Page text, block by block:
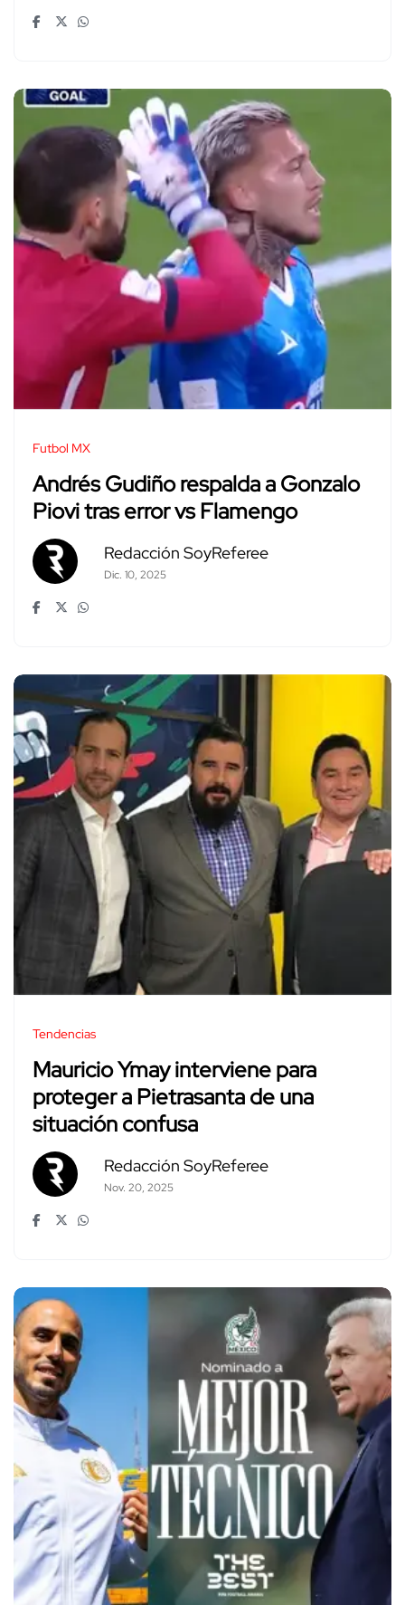
Futbol MX
Andrés Gudiño respalda a Gonzalo
Piovi tras error vs Flamengo
Redacción SoyReferee
Dic. 10, 2025
Tendencias
Mauricio Ymay interviene para
proteger a Pietrasanta de una
situación confusa
Redacción SoyReferee
Nov. 20, 2025